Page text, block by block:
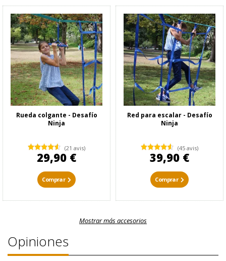
Rueda colgante - Desafío
Ninja
(21 avis)
29,90 €
Comprar
Red para escalar - Desafío
Ninja
(45 avis)
39,90 €
Comprar
Mostrar más accesorios
Opiniones